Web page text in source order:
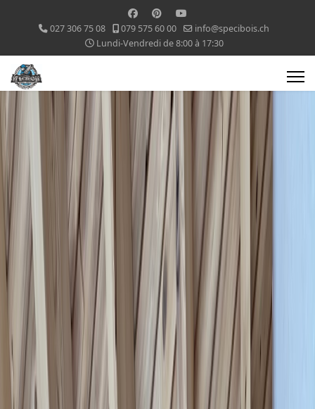
027 306 75 08 079 575 60 00
info@specibois.ch
Lundi-Vendredi de 8:00 à 17:30